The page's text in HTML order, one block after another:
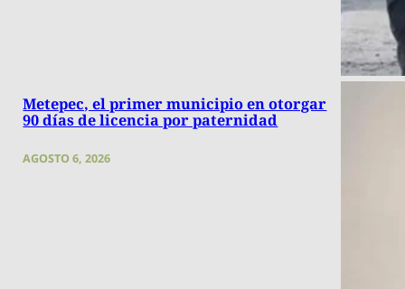
Metepec, el primer municipio en otorgar
90 días de licencia por paternidad
AGOSTO 6, 2026